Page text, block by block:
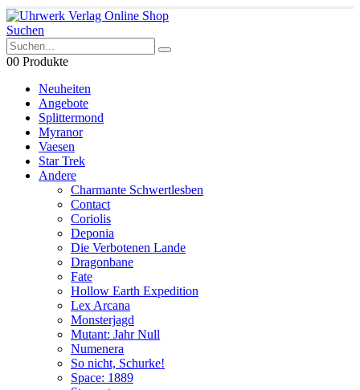
Suchen
00 Produkte
Neuheiten
Angebote
Splittermond
Myranor
Vaesen
Star Trek
Andere
Charmante Schwertlesben
Contact
Coriolis
Deponia
Die Verbotenen Lande
Dragonbane
Fate
Hollow Earth Expedition
Lex Arcana
Monsterjagd
Mutant: Jahr Null
Numenera
So nicht, Schurke!
Space: 1889